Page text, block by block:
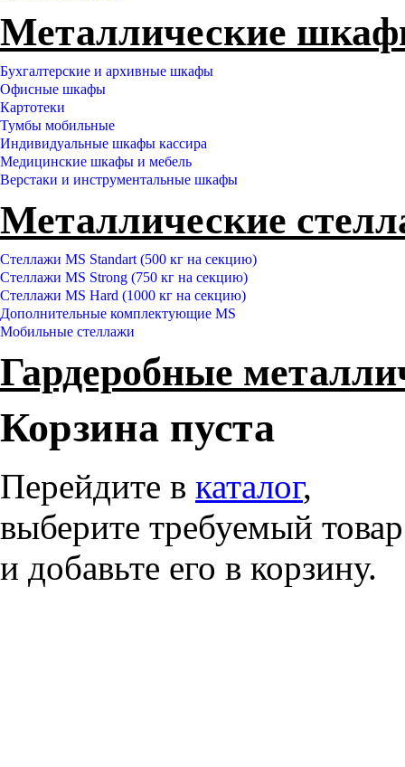
Металлические
Бухгалтерские и архивные шкафы
Офисные шкафы
Картотеки
Тумбы мобильные
Индивидуальные шкафы кассира
Медицинские шкафы и мебель
Верстаки и инструментальные шкафы
Металлические
Стеллажи MS Standart (500 кг на секцию)
Стеллажи MS Strong (750 кг на секцию)
Стеллажи MS Hard (1000 кг на секцию)
Дополнительные комплектующие MS
Мобильные стеллажи
Гардеробные
Корзина пуста
Перейдите в каталог,
выберите требуемый товар
и добавьте его в корзину.